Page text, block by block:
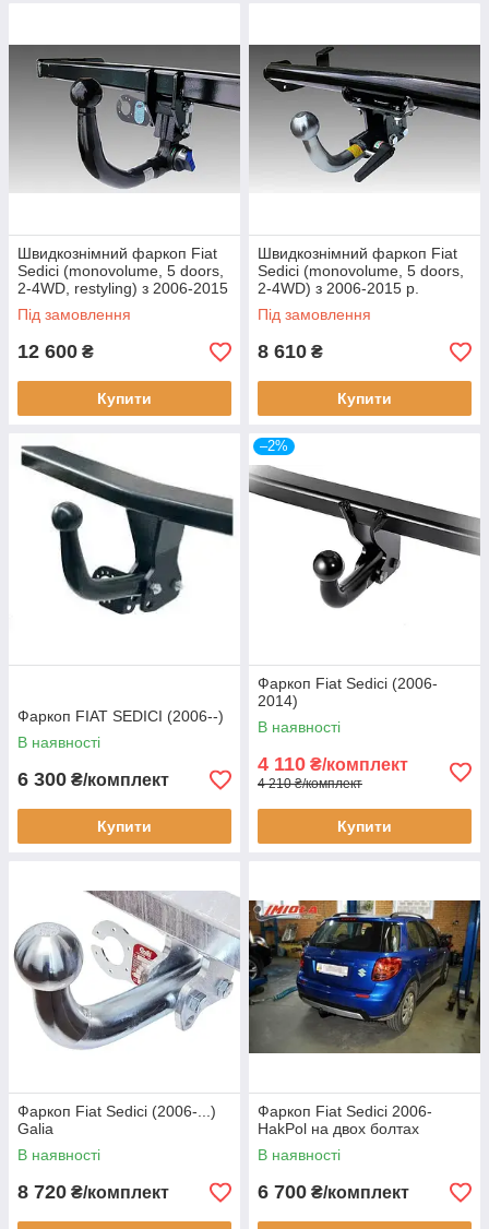
Швидкознімний фаркоп Fiat
Sedici (monovolume, 5 doors,
2-4WD, restyling) з 2006-2015
р.
Під замовлення
12 600 ₴
Купити
Швидкознімний фаркоп Fiat
Sedici (monovolume, 5 doors,
2-4WD) з 2006-2015 р.
Під замовлення
8 610 ₴
Купити
Фаркоп FIAT SEDICI (2006--)
В наявності
6 300 ₴/комплект
Купити
–2%
Фаркоп Fiat Sedici (2006-
2014)
В наявності
4 110 ₴/комплект
4 210 ₴/комплект
Купити
Фаркоп Fiat Sedici (2006-...)
Galia
В наявності
8 720 ₴/комплект
Фаркоп Fiat Sedici 2006-
HakPol на двох болтах
В наявності
6 700 ₴/комплект